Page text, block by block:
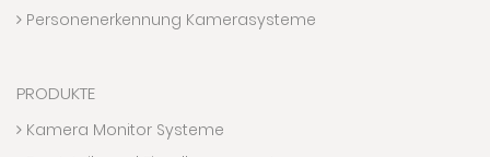
Personenerkennung Kamerasysteme
PRODUKTE
Kamera Monitor Systeme